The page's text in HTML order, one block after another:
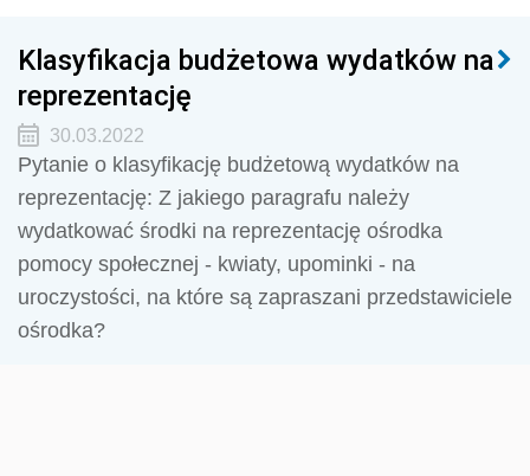
Klasyfikacja budżetowa wydatków na
reprezentację
30.03.2022
Pytanie o klasyfikację budżetową wydatków na
reprezentację: Z jakiego paragrafu należy
wydatkować środki na reprezentację ośrodka
pomocy społecznej - kwiaty, upominki - na
uroczystości, na które są zapraszani przedstawiciele
ośrodka?